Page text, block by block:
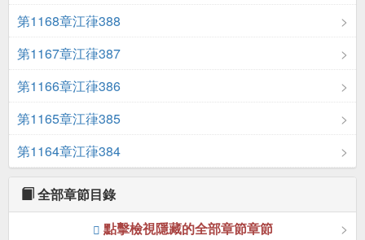
第1168章江葎388
第1167章江葎387
第1166章江葎386
第1165章江葎385
第1164章江葎384
全部章節目錄
點擊檢視隱藏的全部章節章節